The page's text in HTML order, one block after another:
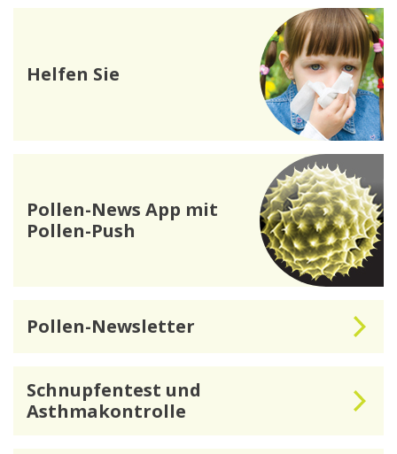
Helfen Sie
Pollen-News App mit
Pollen-Push
Pollen-Newsletter
Schnupfentest und
Asthmakontrolle